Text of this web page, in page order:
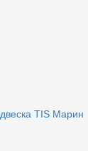
TIS Марин